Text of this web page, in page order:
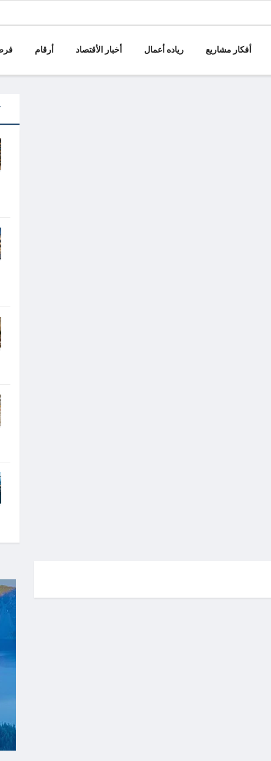
أفكار مشاريع رياده أعمال أخبار الأقتصاد أرقام